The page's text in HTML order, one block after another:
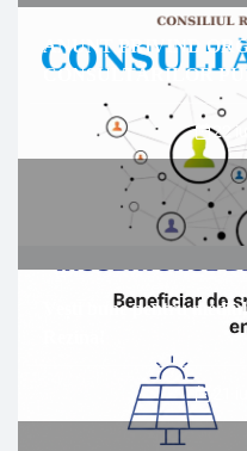
ANUNȚ PRIVIND
CONSULTĂRILOR
22
Vești bune pentru